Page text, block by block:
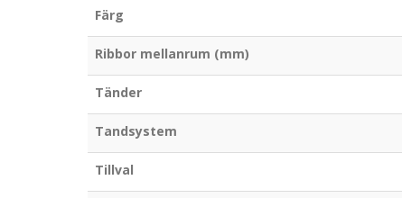
Färg
Ribbor mellanrum (mm)
Tänder
Tandsystem
Tillval